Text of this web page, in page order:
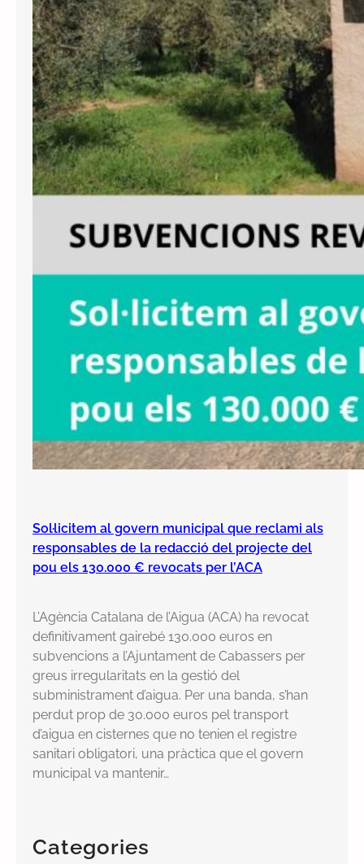
Sol·licitem al govern municipal que reclami als
responsables de la redacció del projecte del
pou els 130.000 € revocats per l’ACA
L’Agència Catalana de l’Aigua (ACA) ha revocat
definitivament gairebé 130.000 euros en
subvencions a l’Ajuntament de Cabassers per
greus irregularitats en la gestió del
subministrament d’aigua. Per una banda, s’han
perdut prop de 30.000 euros pel transport
d’aigua en cisternes que no tenien el registre
sanitari obligatori, una pràctica que el govern
municipal va mantenir…
Categories